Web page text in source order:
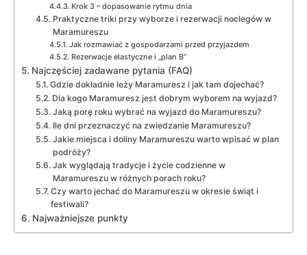
Krok 3 – dopasowanie rytmu dnia
Praktyczne triki przy wyborze i rezerwacji noclegów w
Maramureszu
Jak rozmawiać z gospodarzami przed przyjazdem
Rezerwacje elastyczne i „plan B”
Najczęściej zadawane pytania (FAQ)
Gdzie dokładnie leży Maramuresz i jak tam dojechać?
Dla kogo Maramuresz jest dobrym wyborem na wyjazd?
Jaką porę roku wybrać na wyjazd do Maramureszu?
Ile dni przeznaczyć na zwiedzanie Maramureszu?
Jakie miejsca i doliny Maramureszu warto wpisać w plan
podróży?
Jak wyglądają tradycje i życie codzienne w
Maramureszu w różnych porach roku?
Czy warto jechać do Maramureszu w okresie świąt i
festiwali?
Najważniejsze punkty